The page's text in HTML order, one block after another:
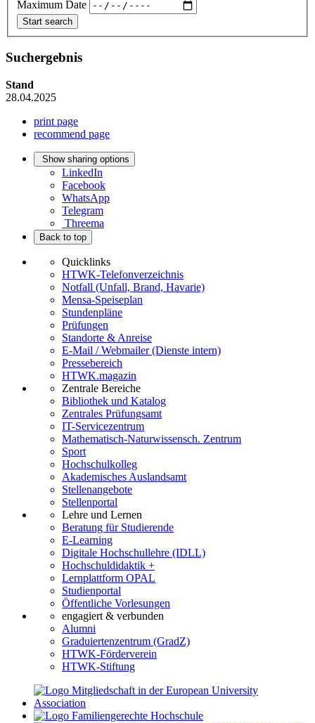
Maximum Date
Suchergebnis
Stand
28.04.2025
print page
recommend page
Show sharing options
LinkedIn
Facebook
WhatsApp
Telegram
Threema
Back to top
Quicklinks
HTWK-Telefonverzeichnis
Notfall (Unfall, Brand, Havarie)
Mensa-Speiseplan
Stundenpläne
Prüfungen
Standorte & Anreise
E-Mail / Webmailer (Dienste intern)
Pressebereich
HTWK.magazin
Zentrale Bereiche
Bibliothek und Katalog
Zentrales Prüfungsamt
IT-Servicezentrum
Mathematisch-Naturwissensch. Zentrum
Sport
Hochschulkolleg
Akademisches Auslandsamt
Stellenangebote
Stellenportal
Lehre und Lernen
Beratung für Studierende
E-Learning
Digitale Hochschullehre (IDLL)
Hochschuldidaktik +
Lernplattform OPAL
Studienportal
Öffentliche Vorlesungen
engagiert & verbunden
Alumni
Graduiertenzentrum (GradZ)
HTWK-Förderverein
HTWK-Stiftung